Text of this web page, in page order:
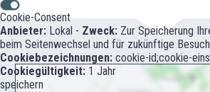
Cookie-Consent
Anbieter: Lokal - Zweck: Zur Speicherung
beim Seitenwechsel und für zukünftige
Cookiebezeichnungen: cookie-id;cookie-
Cookiegültigkeit: 1 Jahr
speichern